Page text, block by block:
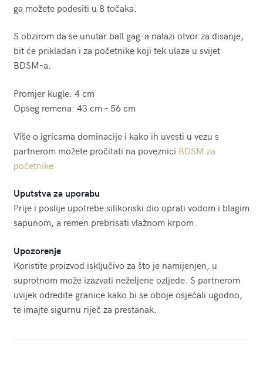
ga možete podesiti u 8 točaka.
S obzirom da se unutar ball gag-a nalazi otvor za disanje,
bit će prikladan i za početnike koji tek ulaze u svijet
BDSM-a.
Promjer kugle: 4 cm
Opseg remena: 43 cm – 56 cm
Više o igricama dominacije i kako ih uvesti u vezu s
partnerom možete pročitati na poveznici BDSM za
početnike
Uputstva za uporabu
Prije i poslije upotrebe silikonski dio oprati vodom i blagim
sapunom, a remen prebrisati vlažnom krpom.
Upozorenje
Koristite proizvod isključivo za što je namijenjen, u
suprotnom može izazvati neželjene ozljede. S partnerom
uvijek odredite granice kako bi se oboje osjećali ugodno,
te imajte sigurnu riječ za prestanak.